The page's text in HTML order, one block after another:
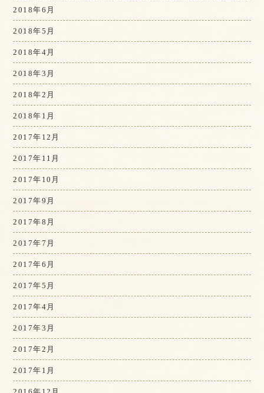
2018年6月
2018年5月
2018年4月
2018年3月
2018年2月
2018年1月
2017年12月
2017年11月
2017年10月
2017年9月
2017年8月
2017年7月
2017年6月
2017年5月
2017年4月
2017年3月
2017年2月
2017年1月